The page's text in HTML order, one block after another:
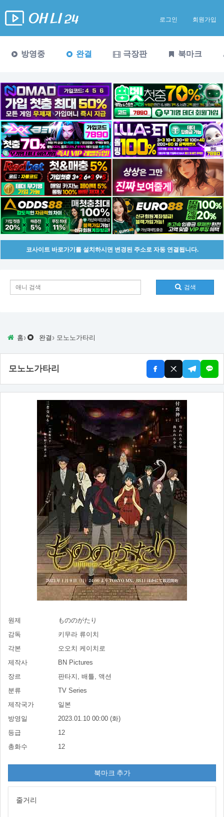
로그인 회원가입
방영중 완결 극장판 북마크
코사이트 바로가기를 설치하시면 변경된 주소로 자동 연결됩니다.
검색
홈› 완결 › 모노노가타리
모노노가타리
원제
もののがたり
감독
키무라 류이치
각본
오오치 케이치로
제작사
BN Pictures
장르
판타지, 배틀, 액션
분류
TV Series
제작국가
일본
방영일
2023.01.10 00:00 (화)
등급
12
총화수
12
북마크 추가
줄거리